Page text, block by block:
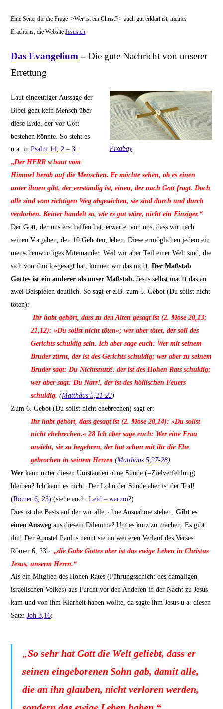
Eine Seite, die die Frage >Wer ist ein Christ?< auch gut erklärt ist, meines
Erachtens, die WebsiteJesus.ch
Das Evangelium –Die gute Nachricht von unserer
Errettung
Pixabay
Laut eindeutiger Aussage der
Bibel geht kein Mensch über
diese Erde, der vor Gott
bestehen könnte. So steht es
u.a. inPsalm 14, 2 – 3:
„Der HERR schaut vom
Himmel herab auf die Menschen. Er möchte sehen, ob es einen
unter ihnen gibt, der verständig ist, einen, der nach Gott fragt. Doch
alle sind vom richtigen Weg abgewichen, sie sind durch und durch
verdorben. Keiner handelt so, wie es gut wäre, nicht ein Einziger.“
Der Gott, der uns erschaffen hat, erwartet von uns, dass wir nach
seinen Vorgaben, den 10 Geboten, leben. Diese ermöglichen jedem ein
menschenwürdiges Miteinander. Weil wir aber Teil einer Welt sind, die
sich von ihm losgesagt hat, können wir das nicht.Der Maßstab
Gottes ist ein anderer als unser Maßstab. Jesus selbst macht das an
zwei Beispielen deutlich. So sagt er z.B. zum 5. Gebot (Du sollst nicht
töten):
Ihr habt gehört, dass zu den Alten gesagt ist (2. Mose 20,13;
21,12): »Du sollst nicht töten«; wer aber tötet, der soll des
Gerichts schuldig sein. Ich aber sage euch: Wer mit seinem
Bruder zürnt, der ist des Gerichts schuldig; wer aber zu seinem
Bruder sagt: Du Nichtsnutz!, der ist des Hohen Rats schuldig;
wer aber sagt: Du Narr!, der ist des höllischen Feuers
schuldig. (Matthäus 5,21-22)
Zum 6. Gebot (Du sollst nicht ehebrechen) sagt er:
Ihr habt gehört, dass gesagt ist (2. Mose 20,14): »Du sollst
nicht ehebrechen.« 28 Ich aber sage euch: Wer eine Frau
ansieht, sie zu begehren, der hat schon mit ihr die Ehe
gebrochen in seinem Herzen (Matthäus 5,27-28).
Wer kann unter diesen Umständen ohne Sünde (=Zielverfehlung)
bleiben? Ich kann es nicht. Der Lohn der Sünde aber ist der Tod!
(Römer 6, 23) (siehe auch:Leid – warum?)
Dies ist die Basis auf der wir alle, ohne Ausnahme stehen.Gibt es
einen Ausweg aus diesem Dilemma? Um es kurz zu machen: Es gibt
ihn! Der Apostel Paulus nennt sie im weiteren Verlauf des Verses
Römer 6, 23b:„die Gabe Gottes aber ist das ewige Leben in Christus
Jesus, unserm Herrn.“
Als ein Mitglied des Hohen Rates (Führungsschicht des damaligen
israelischen Volkes) aus Furcht vor den Anderen in der Nacht zu Jesus
kam und von ihm Klarheit haben wollte, da sagte ihm Jesus u.a. diesen
Satz:Joh 3,16:
„So sehr hat Gott die Welt geliebt, dass er
seinen eingeborenen Sohn gab, damit alle,
die an ihn glauben, nicht verloren werden,